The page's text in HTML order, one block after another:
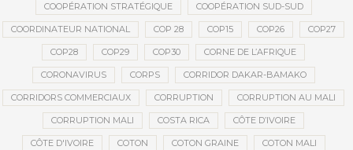
COOPÉRATION STRATÉGIQUE COOPÉRATION SUD-SUD
COORDINATEUR NATIONAL COP 28 COP15 COP26 COP27
COP28 COP29 COP30 CORNE DE L’AFRIQUE
CORONAVIRUS CORPS CORRIDOR DAKAR-BAMAKO
CORRIDORS COMMERCIAUX CORRUPTION CORRUPTION AU MALI
CORRUPTION MALI COSTA RICA CÔTE D’IVOIRE
CÔTE D'IVOIRE COTON COTON GRAINE COTON MALI